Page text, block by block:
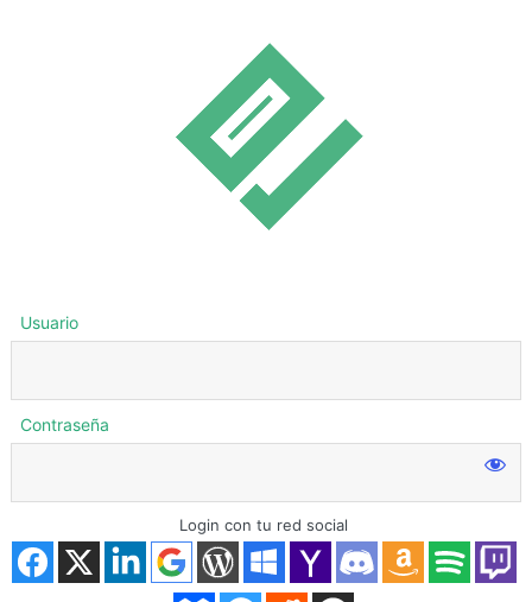
Acceder
Usuario
Contraseña
Login con tu red social